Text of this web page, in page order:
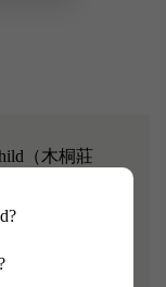
（木桐莊
度同礦物張力
焦嘅黑加侖